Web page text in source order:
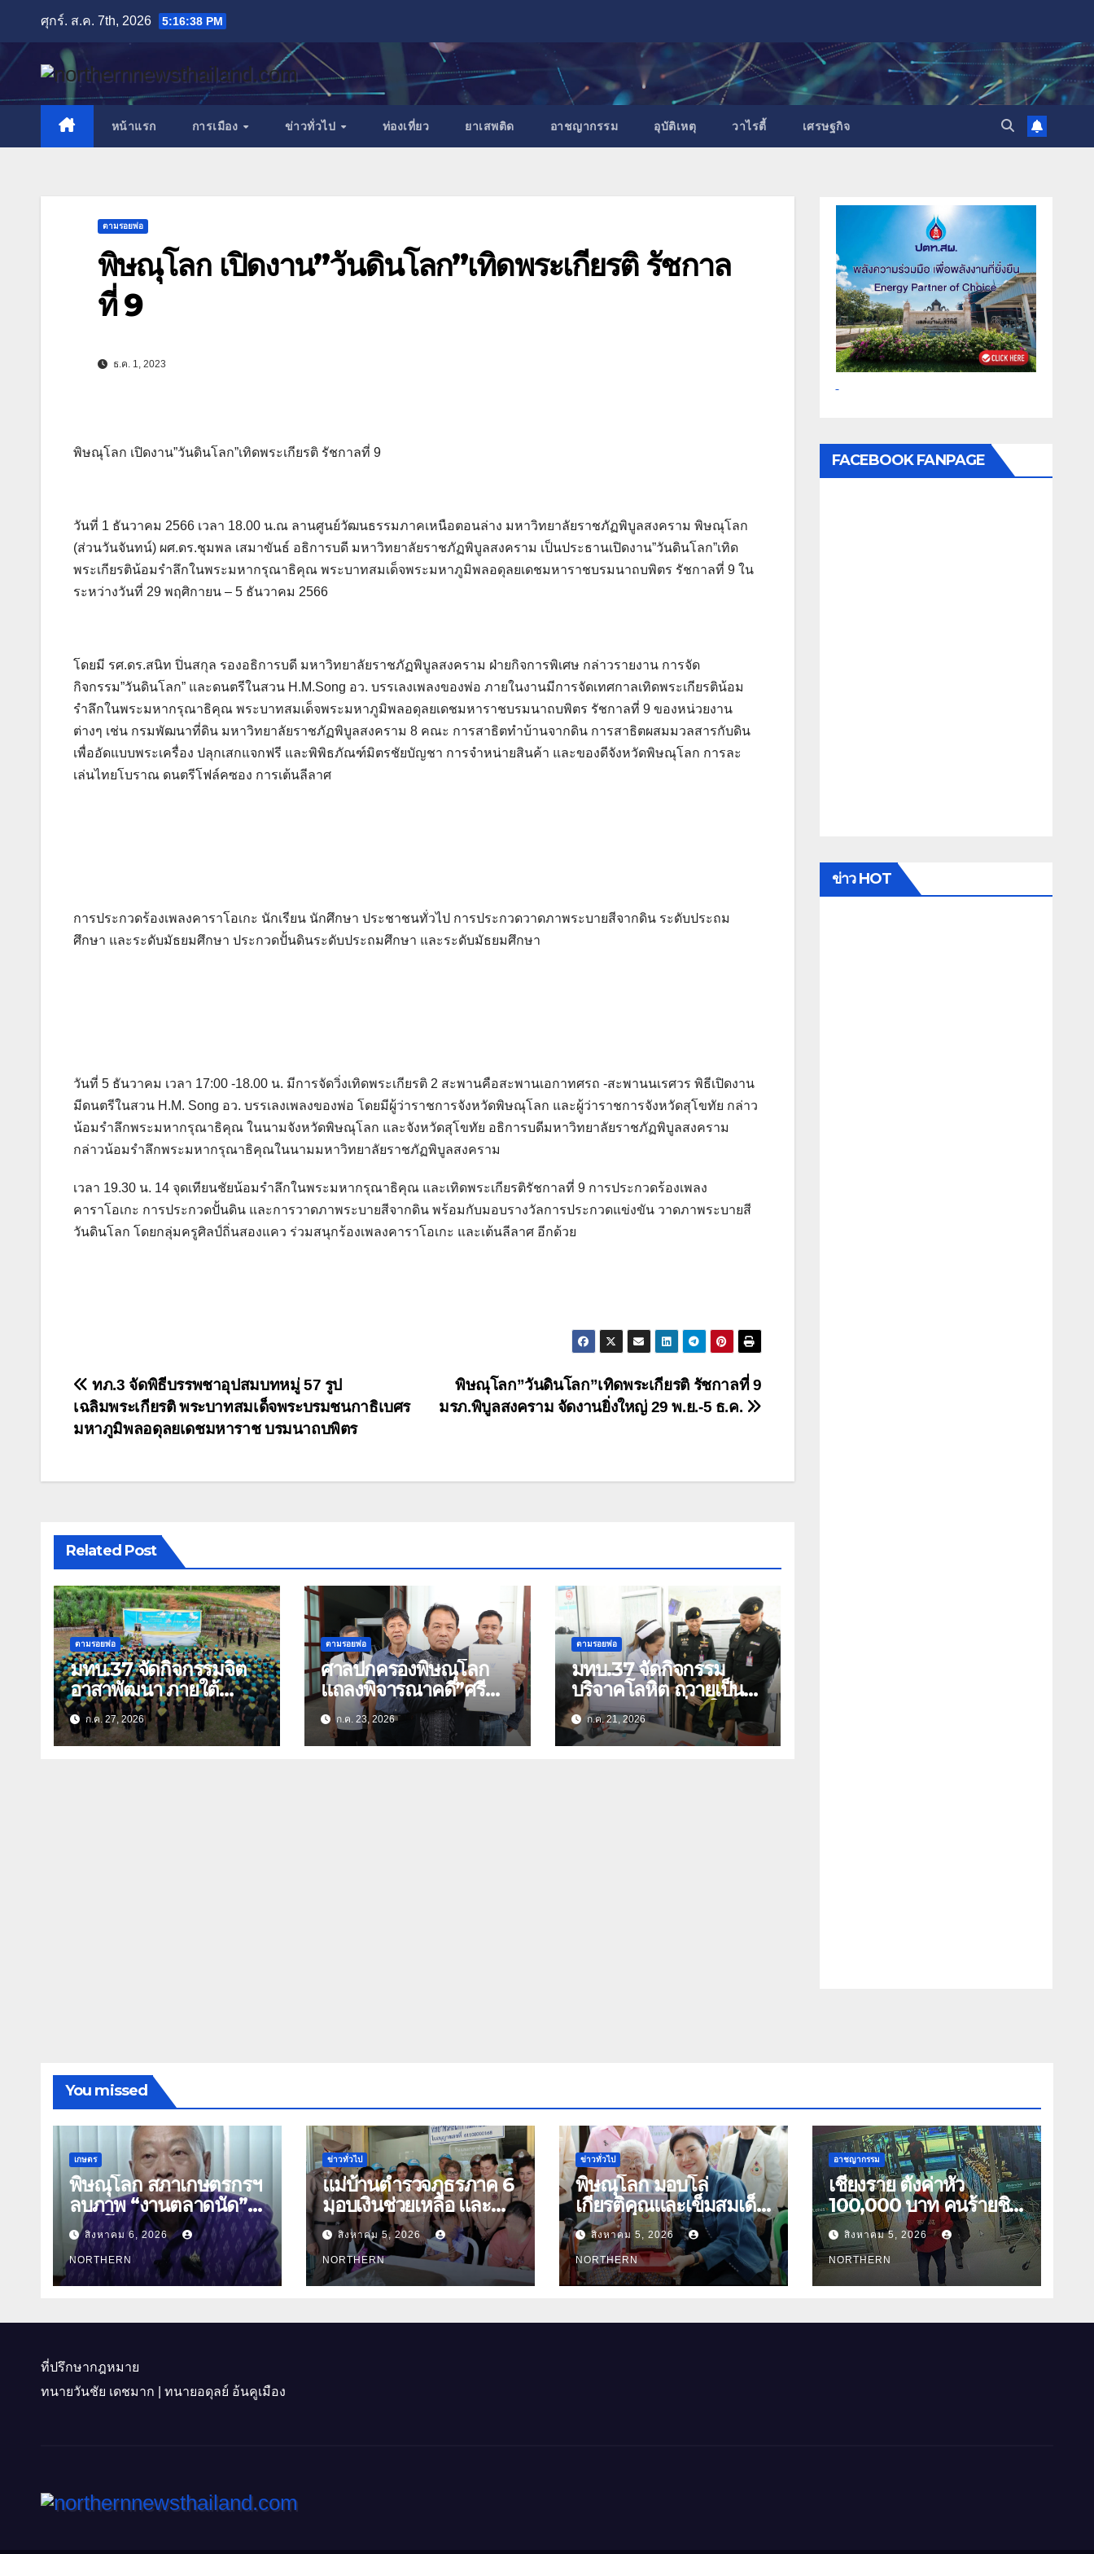
content
ศุกร์. ส.ค. 7th, 2026 5:16:39 PM
หน้าแรก การเมือง ข่าวทั่วไป ท่องเที่ยว ยาเสพติด อาชญากรรม อุบัติเหตุ วาไรตี้ เศรษฐกิจ
ตามรอยพ่อ
พิษณุโลก เปิดงาน”วันดินโลก”เทิดพระเกียรติ รัชกาล
ที่ 9
ธ.ค. 1, 2023
พิษณุโลก เปิดงาน”วันดินโลก”เทิดพระเกียรติ รัชกาลที่ 9
วันที่ 1 ธันวาคม 2566 เวลา 18.00 น.ณ ลานศูนย์วัฒนธรรมภาคเหนือตอนล่าง มหาวิทยาลัยราชภัฏพิบูลสงคราม พิษณุโลก
(ส่วนวันจันทน์) ผศ.ดร.ชุมพล เสมาขันธ์ อธิการบดี มหาวิทยาลัยราชภัฏพิบูลสงคราม เป็นประธานเปิดงาน”วันดินโลก”เทิด
พระเกียรติน้อมรำลึกในพระมหากรุณาธิคุณ พระบาทสมเด็จพระมหาภูมิพลอดุลยเดชมหาราชบรมนาถบพิตร รัชกาลที่ 9 ใน
ระหว่างวันที่ 29 พฤศิกายน – 5 ธันวาคม 2566
โดยมี รศ.ดร.สนิท ปิ่นสกุล รองอธิการบดี มหาวิทยาลัยราชภัฏพิบูลสงคราม ฝ่ายกิจการพิเศษ กล่าวรายงาน การจัด
กิจกรรม”วันดินโลก” และดนตรีในสวน H.M.Song อว. บรรเลงเพลงของพ่อ ภายในงานมีการจัดเทศกาลเทิดพระเกียรติน้อม
รำลึกในพระมหากรุณาธิคุณ พระบาทสมเด็จพระมหาภูมิพลอดุลยเดชมหาราชบรมนาถบพิตร รัชกาลที่ 9 ของหน่วยงาน
ต่างๆ เช่น กรมพัฒนาที่ดิน มหาวิทยาลัยราชภัฏพิบูลสงคราม 8 คณะ การสาธิตทำบ้านจากดิน การสาธิตผสมมวลสารกับดิน
เพื่ออัดแบบพระเครื่อง ปลุกเสกแจกฟรี และพิพิธภัณฑ์มิตรชัยบัญชา การจำหน่ายสินค้า และของดีจังหวัดพิษณุโลก การละ
เล่นไทยโบราณ ดนตรีโฟล์คซอง การเต้นลีลาศ
การประกวดร้องเพลงคาราโอเกะ นักเรียน นักศึกษา ประชาชนทั่วไป การประกวดวาดภาพระบายสีจากดิน ระดับประถม
ศึกษา และระดับมัธยมศึกษา ประกวดปั้นดินระดับประถมศึกษา และระดับมัธยมศึกษา
วันที่ 5 ธันวาคม เวลา 17:00 -18.00 น. มีการจัดวิ่งเทิดพระเกียรติ 2 สะพานคือสะพานเอกาทศรถ -สะพานนเรศวร พิธีเปิดงาน
มีดนตรีในสวน H.M. Song อว. บรรเลงเพลงของพ่อ โดยมีผู้ว่าราชการจังหวัดพิษณุโลก และผู้ว่าราชการจังหวัดสุโขทัย กล่าว
น้อมรำลึกพระมหากรุณาธิคุณ ในนามจังหวัดพิษณุโลก และจังหวัดสุโขทัย อธิการบดีมหาวิทยาลัยราชภัฏพิบูลสงคราม
กล่าวน้อมรำลึกพระมหากรุณาธิคุณในนามมหาวิทยาลัยราชภัฏพิบูลสงคราม
เวลา 19.30 น. 14 จุดเทียนชัยน้อมรำลึกในพระมหากรุณาธิคุณ และเทิดพระเกียรติรัชกาลที่ 9 การประกวดร้องเพลง
คาราโอเกะ การประกวดปั้นดิน และการวาดภาพระบายสีจากดิน พร้อมกับมอบรางวัลการประกวดแข่งขัน วาดภาพระบายสี
วันดินโลก โดยกลุ่มครูศิลป์ถิ่นสองแคว ร่วมสนุกร้องเพลงคาราโอเกะ และเต้นลีลาศ อีกด้วย
แนะแนว
เรื่อง
พิษณุโลก”วันดินโลก”เทิดพระเกียรติ รัชกาลที่ 9
มรภ.พิบูลสงคราม จัดงานยิ่งใหญ่ 29 พ.ย.-5 ธ.ค.
ทภ.3 จัดพิธีบรรพชาอุปสมบทหมู่ 57 รูป
เฉลิมพระเกียรติ พระบาทสมเด็จพระบรมชนกาธิเบศร
มหาภูมิพลอดุลยเดชมหาราช บรมนาถบพิตร
Related Post
ตามรอยพ่อ
มทบ.37 จัดกิจกรรมจิต
อาสาพัฒนา ภายใต้
“ปลูกป่าเฉลิมพระเกียรติ
ก.ค. 27, 2026
ตามรอยพ่อ
ศาลปกครองพิษณุโลก
แถลงพิจารณาคดี”ศรี
สุวรรณ”และพวก 45 คน
ฟ้องสร้างถนนตัดสวน
เฉลิมพระเกียรติ 80
ก.ค. 23, 2026
ตามรอยพ่อ
มทบ.37 จัดกิจกรรม
บริจาคโลหิต ถวายเป็น
พระราชกุศล เนื่องใน
โอกาสวันเฉลิม
พระชนมพรรษา พระบาท
ก.ค. 21, 2026
FACEBOOK FANPAGE
ข่าว HOT
You missed
เกษตร
พิษณุโลก สภาเกษตรกรฯ
ลบภาพ “งานตลาดนัด”
พลิกโฉมงาน “เกษตร
รุ่งเรืองเมืองสองแคว 69”
มุ่งประโยชน์เกษตรกร ดึง
นวัตกรรม-จับคู่ธุรกิจดัน
(คลิป)
สิงหาคม 6, 2026
NORTHERN
ข่าวทั่วไป
แม่บ้านตำรวจภูธรภาค 6
มอบเงินช่วยเหลือ และ
สิ่งของบำรุงขวัญ บุตร-
ธิดา ข้าราชการตำรวจ
จังหวัดอุทัยธานี
สิงหาคม 5, 2026
NORTHERN
ข่าวทั่วไป
พิษณุโลก มอบโล่
เกียรติคุณและเข็มสมเด็จ
ย่า อายุ 100 ปี “นางจอม
นุ่มเนตร” ตำบลบ้านกร่าง
อำเภอเมือง
สิงหาคม 5, 2026
NORTHERN
อาชญากรรม
เชียงราย ตั้งค่าหัว
100,000 บาท คนร้ายชิง
ทองเชียงของ ลาวพบ
เสื้อผ้าคนร้ายตั้งจุดตรวจ
ตามเส้นทาง
สิงหาคม 5, 2026
NORTHERN
ที่ปรึกษากฎหมาย
ทนายวันชัย เดชมาก | ทนายอดุลย์ อ้นคูเมือง